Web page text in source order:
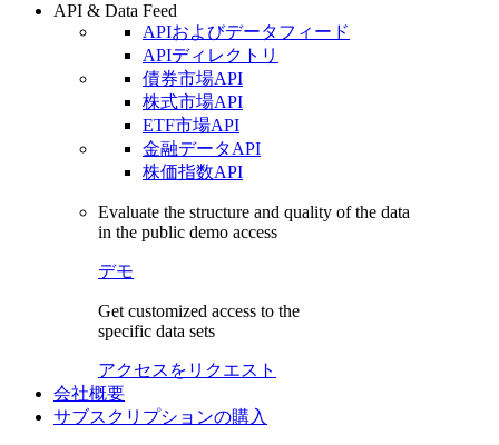
API & Data Feed
APIおよびデータフィード
APIディレクトリ
債券市場API
株式市場API
ETF市場API
金融データAPI
株価指数API
Evaluate the structure and quality of the data
in the public demo access
デモ
Get customized access to the
specific data sets
アクセスをリクエスト
会社概要
サブスクリプションの購入